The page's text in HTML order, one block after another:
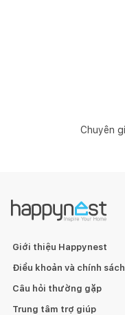
Chuyên
Giới thiệu Happynest
Điều khoản và chính sách
Câu hỏi thường gặp
Trung tâm trợ giúp